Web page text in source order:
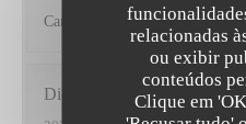
relacionadas
ou exibir
conteúdos
Clique em
Camille, Frédéric et toute l'
Didier